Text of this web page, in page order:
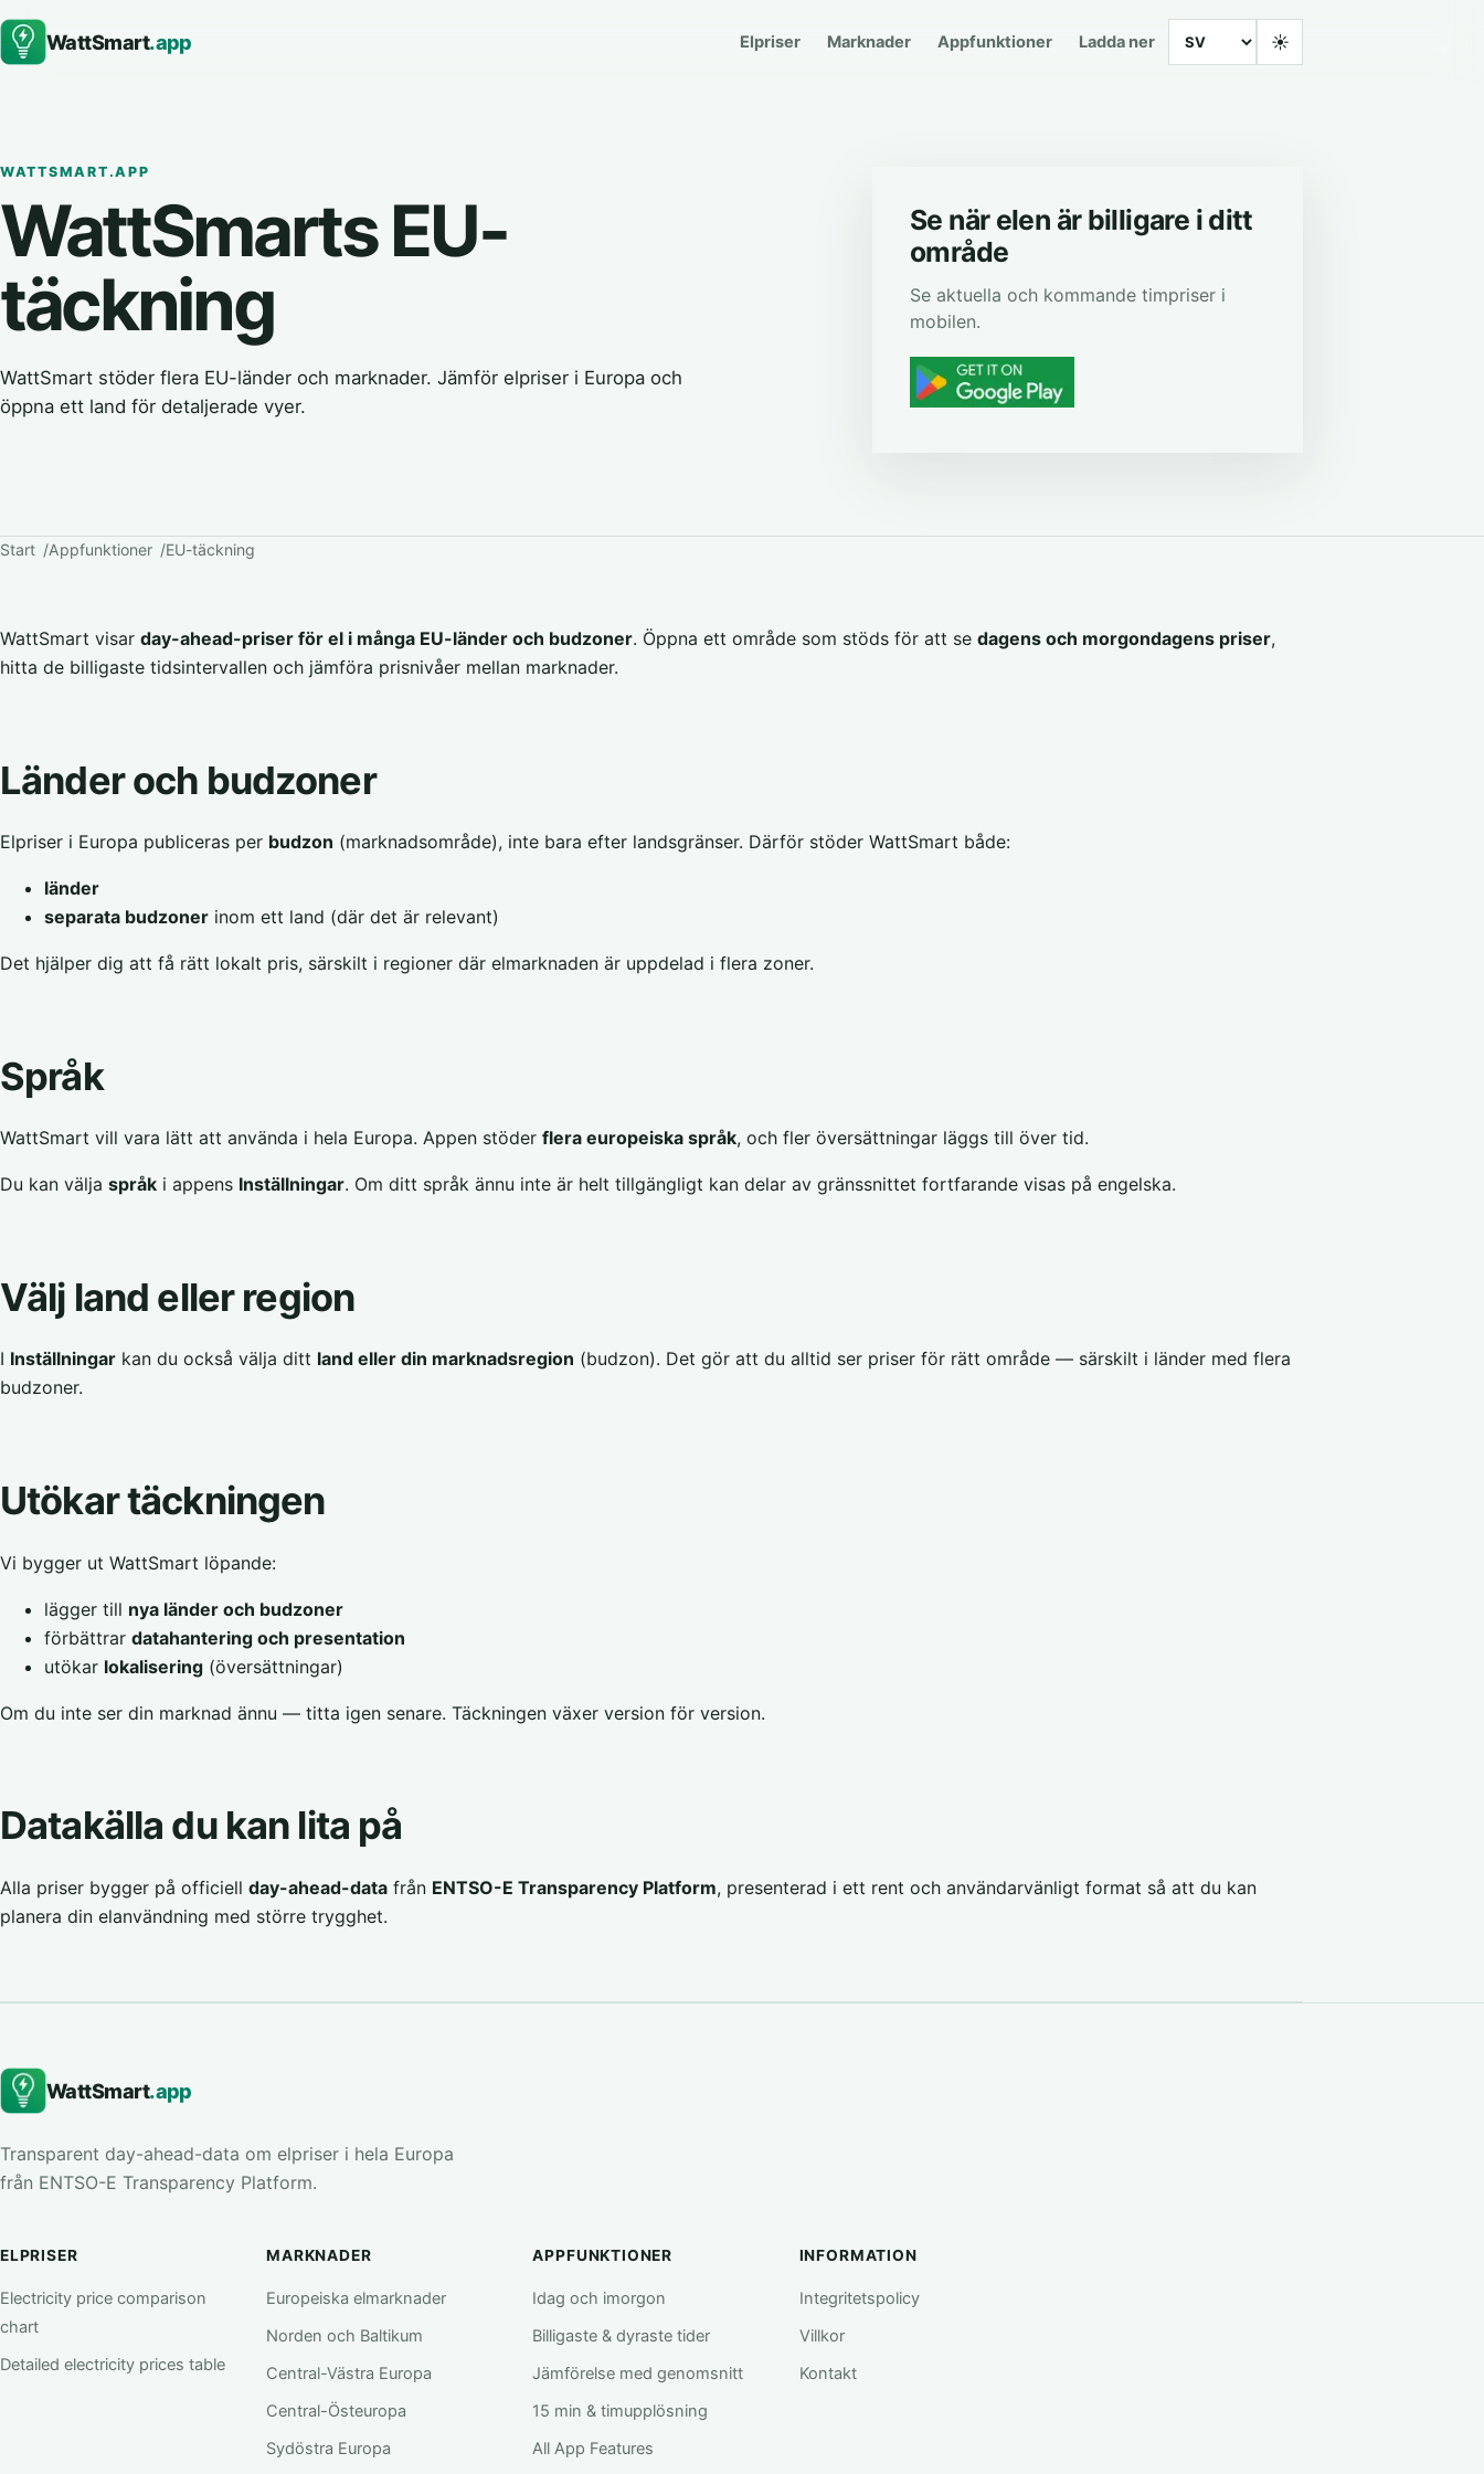
WattSmart.app Elpriser Marknader Appfunktioner Ladda ner Language ☀
WATTSMART.APP
WattSmarts EU-
täckning
WattSmart stöder flera EU-länder och marknader. Jämför elpriser i Europa och
öppna ett land för detaljerade vyer.
Se när elen är billigare i ditt
område
Se aktuella och kommande timpriser i
mobilen.
Start Appfunktioner EU-täckning
WattSmart visar day-ahead-priser för el i många EU-länder och budzoner. Öppna ett område som stöds för att se dagens och morgondagens priser,
hitta de billigaste tidsintervallen och jämföra prisnivåer mellan marknader.
Länder och budzoner
Elpriser i Europa publiceras per budzon (marknadsområde), inte bara efter landsgränser. Därför stöder WattSmart både:
länder
separata budzoner inom ett land (där det är relevant)
Det hjälper dig att få rätt lokalt pris, särskilt i regioner där elmarknaden är uppdelad i flera zoner.
Språk
WattSmart vill vara lätt att använda i hela Europa. Appen stöder flera europeiska språk, och fler översättningar läggs till över tid.
Du kan välja språk i appens Inställningar. Om ditt språk ännu inte är helt tillgängligt kan delar av gränssnittet fortfarande visas på engelska.
Välj land eller region
I Inställningar kan du också välja ditt land eller din marknadsregion (budzon). Det gör att du alltid ser priser för rätt område — särskilt i länder med flera
budzoner.
Utökar täckningen
Vi bygger ut WattSmart löpande:
lägger till nya länder och budzoner
förbättrar datahantering och presentation
utökar lokalisering (översättningar)
Om du inte ser din marknad ännu — titta igen senare. Täckningen växer version för version.
Datakälla du kan lita på
Alla priser bygger på officiell day-ahead-data från ENTSO-E Transparency Platform, presenterad i ett rent och användarvänligt format så att du kan
planera din elanvändning med större trygghet.
WattSmart.app
Transparent day-ahead-data om elpriser i hela Europa
från ENTSO-E Transparency Platform.
ELPRISER
Electricity price comparison
chart
Detailed electricity prices table
MARKNADER
Europeiska elmarknader
Norden och Baltikum
Central-Västra Europa
Central-Östeuropa
Sydöstra Europa
APPFUNKTIONER
Idag och imorgon
Billigaste & dyraste tider
Jämförelse med genomsnitt
15 min & timupplösning
All App Features
INFORMATION
Integritetspolicy
Villkor
Kontakt